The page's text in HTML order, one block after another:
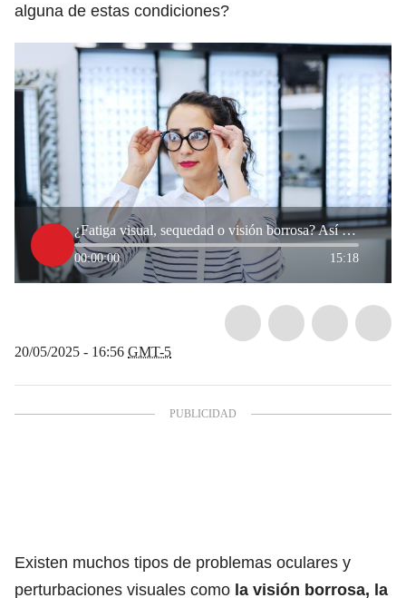
alguna de estas condiciones?
¿Fatiga visual, sequedad o visión borrosa? Así puede cuidar sus ojos, según experta
00:00:00 15:18
20/05/2025 - 16:56 GMT-5
Existen muchos tipos de problemas oculares y
perturbaciones visuales como la visión borrosa, la